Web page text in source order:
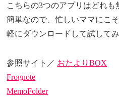
こちらの3つのアプリはどれ
簡単なので、忙しいママにこ
軽にダウンロードして試して
参照サイト／ おたよりBOX
Frognote
MemoFolder